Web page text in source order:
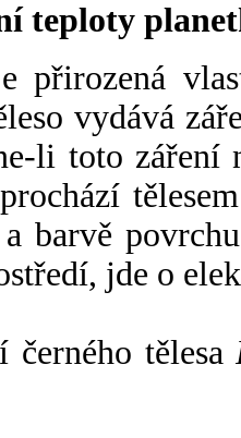
teploty
přirozená
vydává
li toto záření
barvě
jde o
černého tělesa